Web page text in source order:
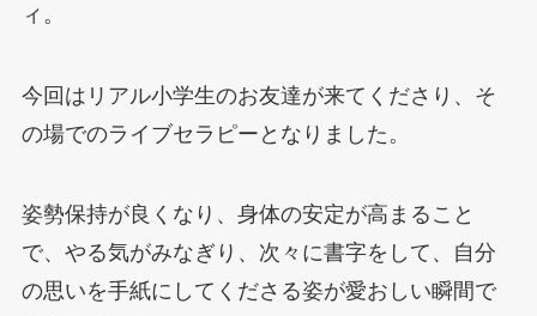
ィ。
今回はリアル小学生のお友達が来てくださり、そ
の場でのライブセラピーとなりました。
姿勢保持が良くなり、身体の安定が高まること
で、やる気がみなぎり、次々に書字をして、自分
の思いを手紙にしてくださる姿が愛おしい瞬間で